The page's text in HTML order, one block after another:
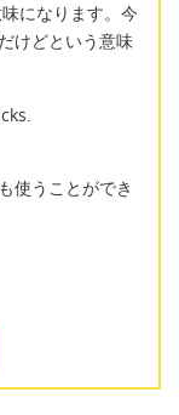
になります。今
けどという意味
使うことができ